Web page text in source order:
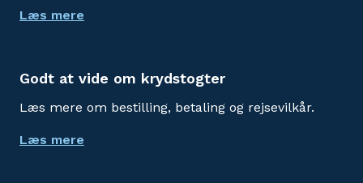
Læs mere
Godt at vide om krydstogter
Læs mere om bestilling, betaling og rejsevilkår.
Læs mere